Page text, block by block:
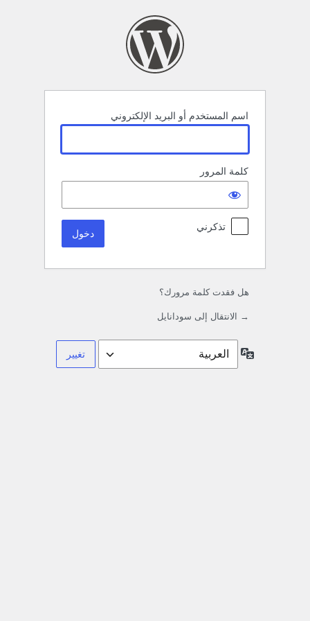
اسم المستخدم أو البريد الإلكتروني
كلمة المرور
تذكرني
هل فقدت كلمة مرورك؟
→ الانتقال إلى سودانايل
اللغة